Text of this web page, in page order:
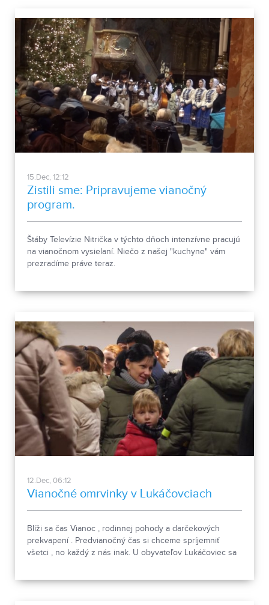
15.Dec, 12:12
Zistili sme: Pripravujeme vianočný
program.
Štáby Televízie Nitrička v týchto dňoch intenzívne pracujú
na vianočnom vysielaní. Niečo z našej "kuchyne" vám
prezradíme práve teraz.
12.Dec, 06:12
Vianočné omrvinky v Lukáčovciach
Blíži sa čas Vianoc , rodinnej pohody a darčekových
prekvapení . Predvianočný čas si chceme spríjemniť
všetci , no každý z nás inak. U obyvateľov Lukáčoviec sa